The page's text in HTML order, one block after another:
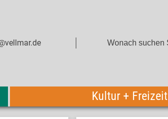
Kultur + Freizeit